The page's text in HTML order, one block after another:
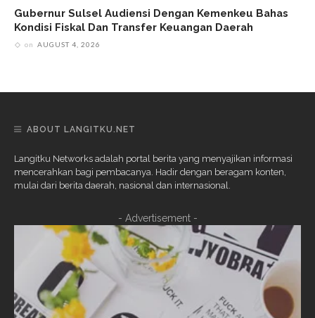
Gubernur Sulsel Audiensi Dengan Kemenkeu Bahas
Kondisi Fiskal Dan Transfer Keuangan Daerah
on AUGUST 4, 2026
ABOUT LANGITKU.NET
Langitku Networks adalah portal berita yang menyajikan informasi
mencerahkan bagi pembacanya. Hadir dengan beragam konten,
mulai dari berita daerah, nasional dan internasional.
- Advertisement -